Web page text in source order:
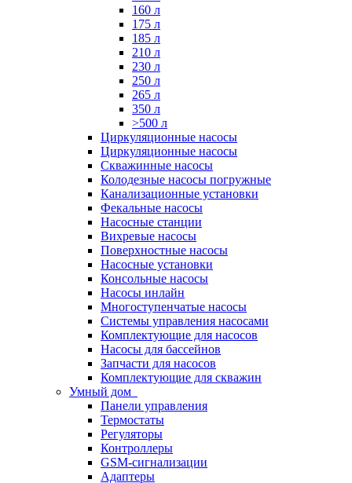
160 л
175 л
185 л
210 л
230 л
250 л
265 л
350 л
>500 л
Циркуляционные насосы
Циркуляционные насосы
Скважинные насосы
Колодезные насосы погружные
Канализационные установки
Фекальные насосы
Насосные станции
Вихревые насосы
Поверхностные насосы
Насосные установки
Консольные насосы
Насосы инлайн
Многоступенчатые насосы
Системы управления насосами
Комплектующие для насосов
Насосы для бассейнов
Запчасти для насосов
Комплектующие для скважин
Умный дом
Панели управления
Термостаты
Регуляторы
Контроллеры
GSM-сигнализации
Адаптеры